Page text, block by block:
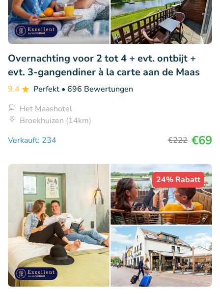
Overnachting voor 2 tot 4 + evt. ontbijt +
evt. 3-gangendiner à la carte aan de Maas
9.4 Perfekt • 696 Bewertungen
Het Maashotel
Broekhuizen (14km)
Verkauft: 234
€222 €69
24% Rabatt